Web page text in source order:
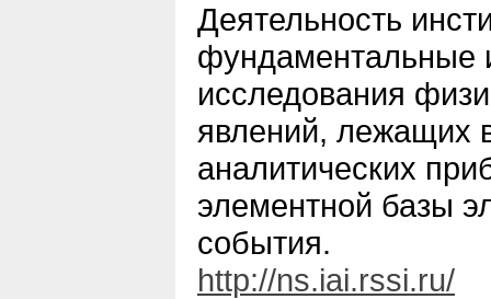
Деятельность
фундаментальные
исследования
явлений, лежащих
аналитических
элементной базы
события.
http://ns.iai.rssi.ru/